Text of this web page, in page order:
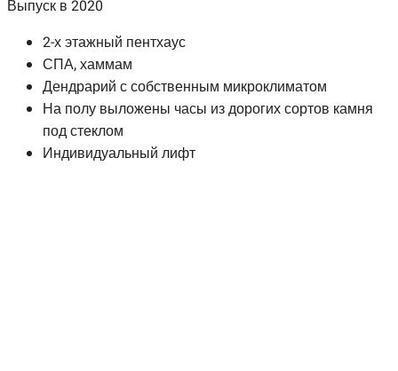
Выпуск в 2020
2-х этажный пентхаус
СПА, хаммам
Дендрарий с собственным микроклиматом
На полу выложены часы из дорогих сортов камня
под стеклом
Индивидуальный лифт